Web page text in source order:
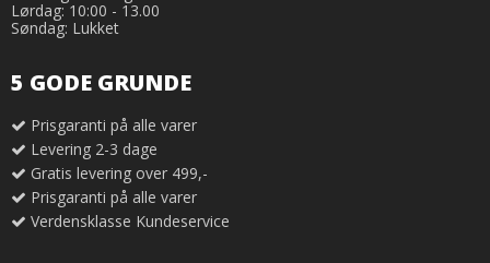
Lørdag: 10:00 - 13.00
Søndag: Lukket
5 GODE GRUNDE
Prisgaranti på alle varer
Levering 2-3 dage
Gratis levering over 499,-
Prisgaranti på alle varer
Verdensklasse Kundeservice